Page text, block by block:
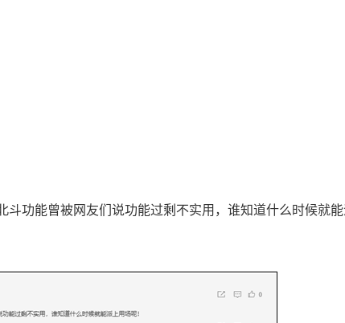
斗功能曾被网友们说功能过剩不实用，谁知道什么时候就